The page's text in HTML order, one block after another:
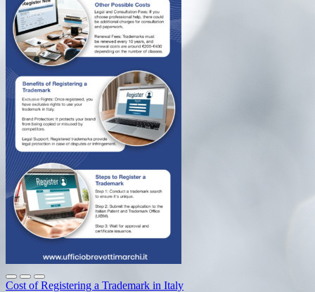
Cost of Registering a Trademark in Italy